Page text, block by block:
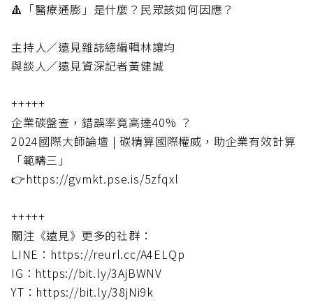
🔺「醫療通膨」是什麼？民眾該如何因應？
主持人／遠見雜誌總編輯林讓均
與談人／遠見資深記者黃健誠
+++++
企業碳盤查，錯誤率竟高達40% ？
2024國際大師論壇 | 碳精算國際權威，助企業有效計算
「範疇三」
👉https://gvmkt.pse.is/5zfqxl
+++++
關注《遠見》更多的社群：
LINE：https://reurl.cc/A4ELQp
IG：https://bit.ly/3AjBWNV
YT：https://bit.ly/38jNi9k